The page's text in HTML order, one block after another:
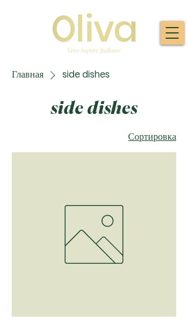
Главная side dishes
side dishes
Сортировка